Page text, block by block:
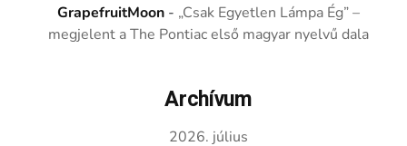
GrapefruitMoon - „Csak Egyetlen Lámpa Ég” –
megjelent a The Pontiac első magyar nyelvű dala
Archívum
2026. július